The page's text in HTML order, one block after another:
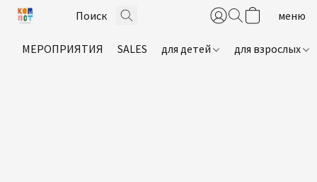
МЕРОПРИЯТИЯ SALES для детей для взрослых